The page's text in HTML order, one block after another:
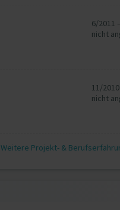
6/2011
nicht
11/
nicht
Weitere Projekt‐ &